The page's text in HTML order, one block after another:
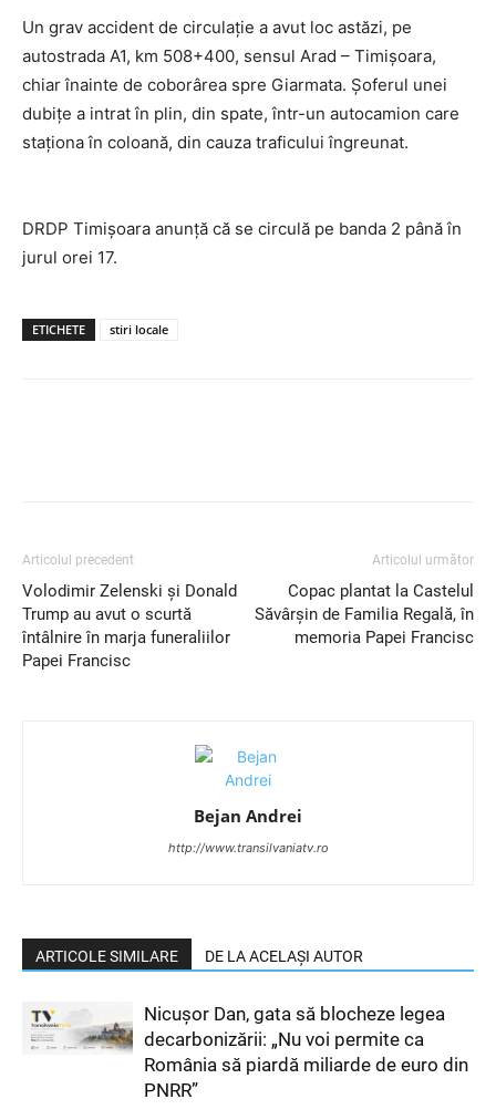
Un grav accident de circulație a avut loc astăzi, pe
autostrada A1, km 508+400, sensul Arad – Timişoara,
chiar înainte de coborârea spre Giarmata. Șoferul unei
dubițe a intrat în plin, din spate, într-un autocamion care
staționa în coloană, din cauza traficului îngreunat.
DRDP Timişoara anunță că se circulă pe banda 2 până în
jurul orei 17.
ETICHETE stiri locale
Articolul precedent
Volodimir Zelenski și Donald
Trump au avut o scurtă
întâlnire în marja funeraliilor
Papei Francisc
Articolul următor
Copac plantat la Castelul
Săvârșin de Familia Regală, în
memoria Papei Francisc
Bejan Andrei
http://www.transilvaniatv.ro
ARTICOLE SIMILARE DE LA ACELAȘI AUTOR
Nicușor Dan, gata să blocheze legea
decarbonizării: „Nu voi permite ca
România să piardă miliarde de euro din
PNRR”